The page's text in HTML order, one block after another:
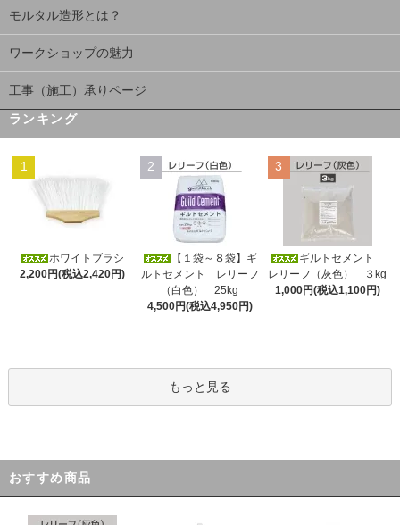
モルタル造形とは？
ワークショップの魅力
工事（施工）承りページ
ランキング
1
ホワイトブラシ
2,200円(税込2,420円)
2
【１袋～８袋】ギ
ルトセメント レリーフ
（白色） 25kg
4,500円(税込4,950円)
3
ギルトセメント
レリーフ（灰色） ３kg
1,000円(税込1,100円)
もっと見る
おすすめ商品